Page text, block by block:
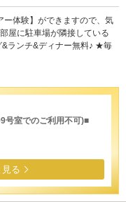
体験】ができますので、気
屋に駐車場が隣接している
ランチ&ディナー無料♪ ★毎
号室でのご利用不可)■
る